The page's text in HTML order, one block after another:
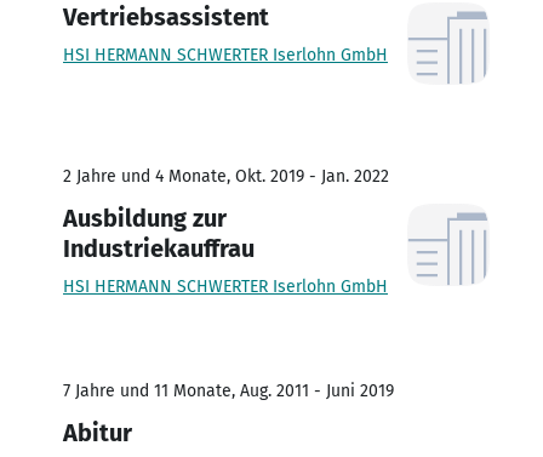
Vertriebsassistent
HSI HERMANN SCHWERTER Iserlohn GmbH
2 Jahre und 4 Monate, Okt. 2019 - Jan. 2022
Ausbildung zur
Industriekauffrau
HSI HERMANN SCHWERTER Iserlohn GmbH
7 Jahre und 11 Monate, Aug. 2011 - Juni 2019
Abitur